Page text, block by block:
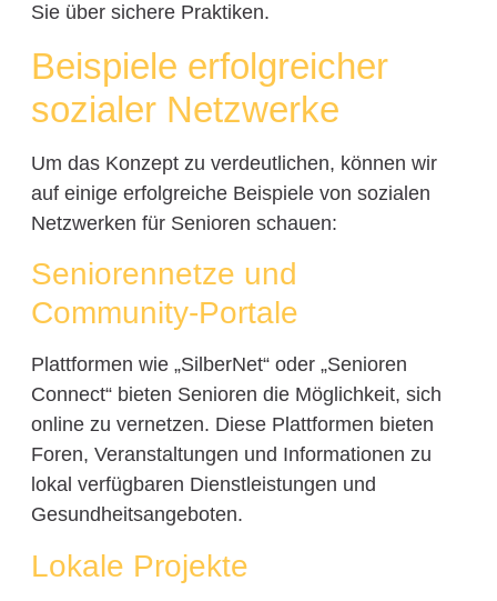
Sie über sichere Praktiken.
Beispiele erfolgreicher
sozialer Netzwerke
Um das Konzept zu verdeutlichen, können wir
auf einige erfolgreiche Beispiele von sozialen
Netzwerken für Senioren schauen:
Seniorennetze und
Community-Portale
Plattformen wie „SilberNet“ oder „Senioren
Connect“ bieten Senioren die Möglichkeit, sich
online zu vernetzen. Diese Plattformen bieten
Foren, Veranstaltungen und Informationen zu
lokal verfügbaren Dienstleistungen und
Gesundheitsangeboten.
Lokale Projekte